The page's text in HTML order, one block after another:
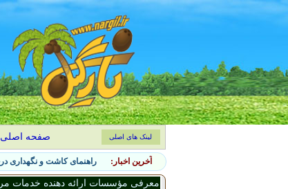
صفحه اصلی لینک های اصلی
آخرین اخبار: راهنمای کاشت و نگهداری
معرفی مؤسسات ارائه دهنده خدمات